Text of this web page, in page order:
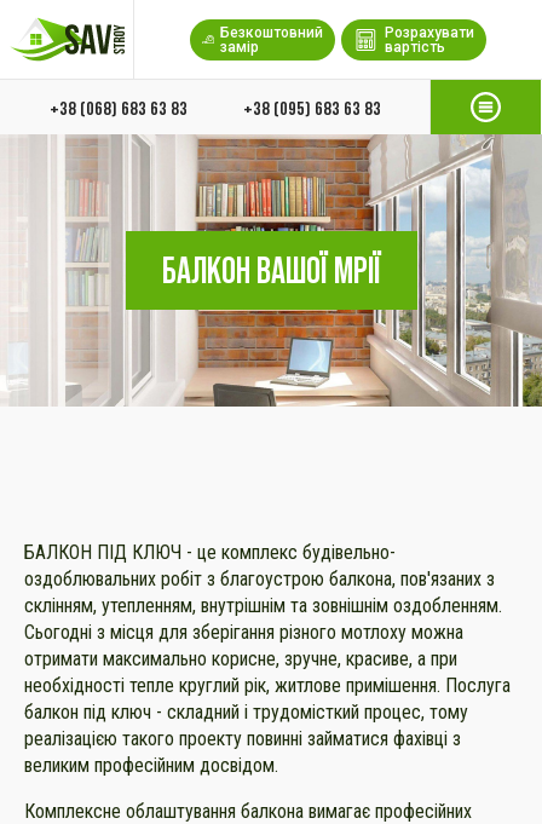
Безкоштовний
замір
Розрахувати
вартість
+38 (068) 683 63 83 +38 (095) 683 63 83
БАЛКОН ВАШОЇ МРІЇ
БАЛКОН ПІД КЛЮЧ - це комплекс будівельно-
оздоблювальних робіт з благоустрою балкона, пов'язаних з
склінням, утепленням, внутрішнім та зовнішнім оздобленням.
Сьогодні з місця для зберігання різного мотлоху можна
отримати максимально корисне, зручне, красиве, а при
необхідності тепле круглий рік, житлове примішення. Послуга
балкон під ключ - складний і трудомісткий процес, тому
реалізацією такого проекту повинні займатися фахівці з
великим професійним досвідом.
Комплексне облаштування балкона вимагає професійних